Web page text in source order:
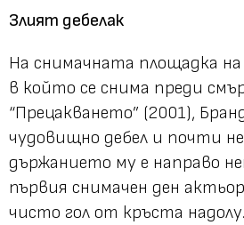
Злият дебелак
На снимачната площадка
в който се снима преди
“Прецакването” (2001),
чудовищно дебел и почти
държанието му е направо
първия снимачен ден
чисто гол от кръста